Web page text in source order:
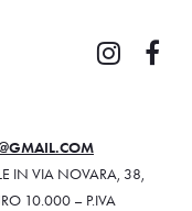
IN VIA NOVARA, 38,
10.000 – P.IVA